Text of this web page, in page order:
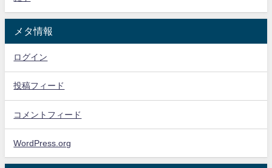
メタ情報
ログイン
投稿フィード
コメントフィード
WordPress.org